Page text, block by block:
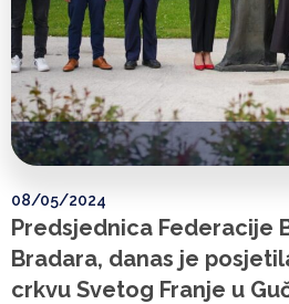
08/05/2024
Predsjednica Federacije
Bradara, danas je
crkvu Svetog Franje u